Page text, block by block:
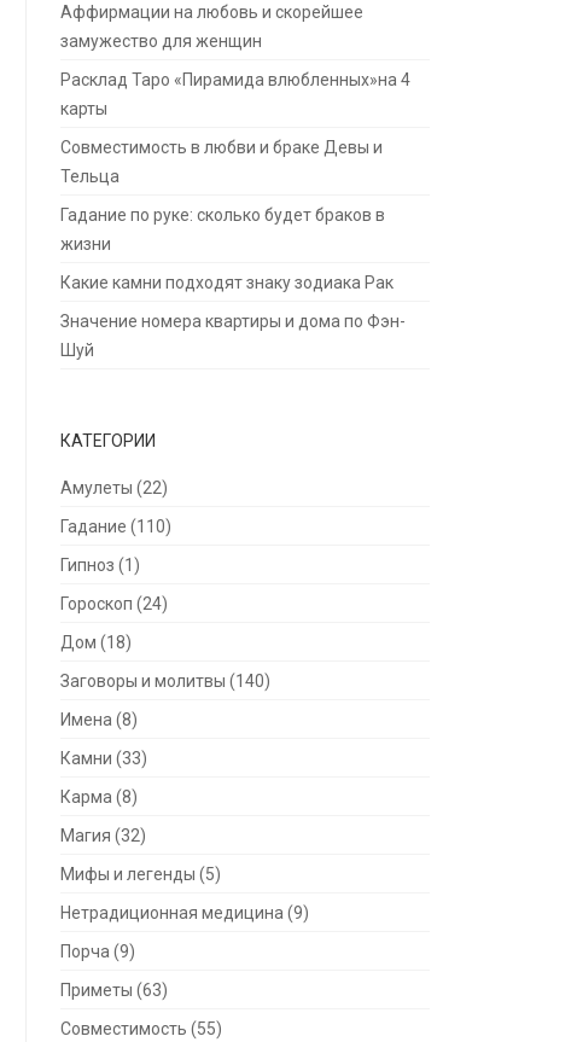
Аффирмации на любовь и скорейшее
замужество для женщин
Расклад Таро «Пирамида влюбленных»на 4
карты
Совместимость в любви и браке Девы и
Тельца
Гадание по руке: сколько будет браков в
жизни
Какие камни подходят знаку зодиака Рак
Значение номера квартиры и дома по Фэн-
Шуй
КАТЕГОРИИ
Амулеты (22)
Гадание (110)
Гипноз (1)
Гороскоп (24)
Дом (18)
Заговоры и молитвы (140)
Имена (8)
Камни (33)
Карма (8)
Магия (32)
Мифы и легенды (5)
Нетрадиционная медицина (9)
Порча (9)
Приметы (63)
Совместимость (55)